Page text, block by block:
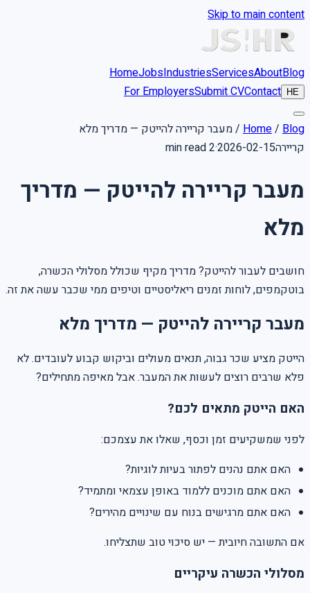
Skip to main content
HomeJobsIndustriesServicesAboutBlog
HE
For EmployersSubmit CVContact
Home/ Blog
/מעבר קריירה להייטק — מדריך מלא
קריירה2026-02-15
·
2 min read
מעבר קריירה להייטק — מדריך
מלא
חושבים לעבור להייטק? מדריך מקיף שכולל מסלולי הכשרה,
בוטקמפים, לוחות זמנים ריאליסטיים וטיפים ממי שכבר עשה את זה.
מעבר קריירה להייטק — מדריך מלא
הייטק מציע שכר גבוה, תנאים מעולים וביקוש קבוע לעובדים. לא
פלא שרבים רוצים לעשות את המעבר. אבל מאיפה מתחילים?
האם הייטק מתאים לכם?
לפני שמשקיעים זמן וכסף, שאלו את עצמכם:
האם אתם נהנים לפתור בעיות לוגיות?
האם אתם מוכנים ללמוד באופן עצמאי ומתמיד?
האם אתם מרגישים בנוח עם שינויים מהירים?
אם התשובה חיובית — יש סיכוי טוב שתצליחו.
מסלולי הכשרה עיקריים